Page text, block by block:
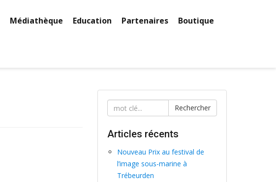
Médiathèque Education Partenaires Boutique
Rechercher
Articles récents
Nouveau Prix au festival de
l’image sous-marine à
Trébeurden